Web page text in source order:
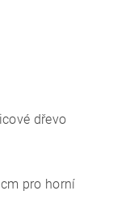
dřevo
pro horní